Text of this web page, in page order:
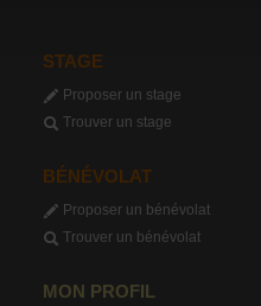
STAGE
Proposer un stage
Trouver un stage
BÉNÉVOLAT
Proposer un bénévolat
Trouver un bénévolat
MON PROFIL